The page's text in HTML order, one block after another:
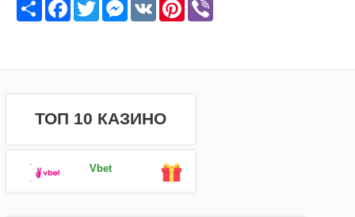
ТОП 10 КАЗИНО
Vbet